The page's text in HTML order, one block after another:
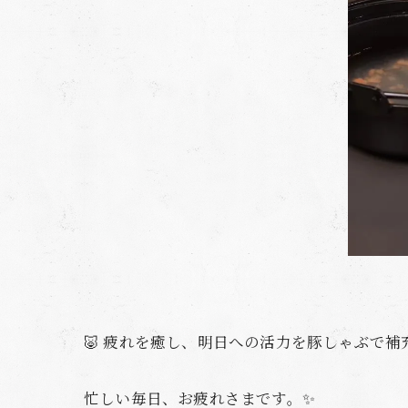
🐷 疲れを癒し、明日への活力を豚しゃぶで補
忙しい毎日、お疲れさまです。✨